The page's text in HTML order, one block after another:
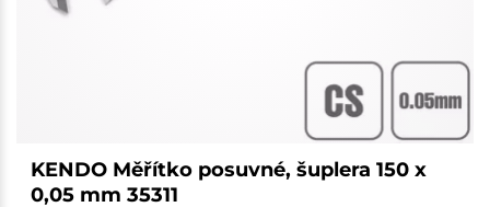
KENDO Měřítko posuvné, šuplera 150 x
0,05 mm 35311